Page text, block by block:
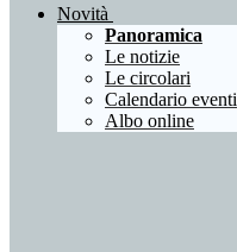
Novità
Panoramica
Le notizie
Le circolari
Calendario eventi
Albo online